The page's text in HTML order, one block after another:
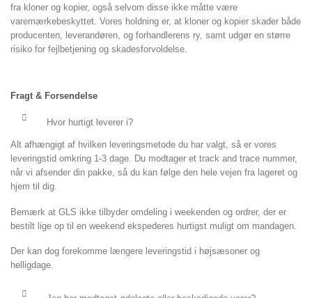
fra kloner og kopier, også selvom disse ikke måtte være
varemærkebeskyttet. Vores holdning er, at kloner og kopier skader både
producenten, leverandøren, og forhandlerens ry, samt udgør en større
risiko for fejlbetjening og skadesforvoldelse.
Fragt & Forsendelse
Hvor hurtigt leverer i?
Alt afhængigt af hvilken leveringsmetode du har valgt, så er vores
leveringstid omkring 1-3 dage. Du modtager et track and trace nummer,
når vi afsender din pakke, så du kan følge den hele vejen fra lageret og
hjem til dig.
Bemærk at GLS ikke tilbyder omdeling i weekenden og ordrer, der er
bestilt lige op til en weekend ekspederes hurtigst muligt om mandagen.
Der kan dog forekomme længere leveringstid i højsæsoner og
helligdage.